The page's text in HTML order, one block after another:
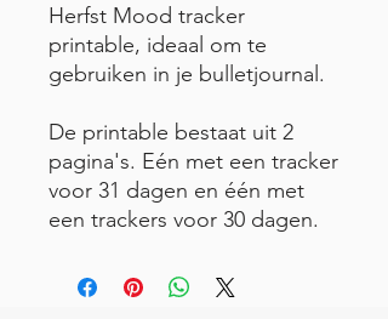
Herfst Mood tracker
printable, ideaal om te
gebruiken in je bulletjournal.
De printable bestaat uit 2
pagina's. Eén met een tracker
voor 31 dagen en één met
een trackers voor 30 dagen.